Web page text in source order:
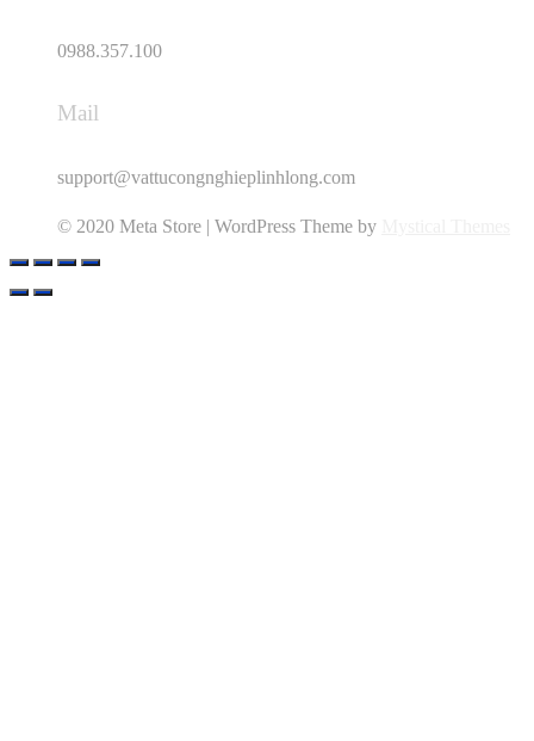
0988.357.100
Mail
support@vattucongnghieplinhlong.com
© 2020 Meta Store | WordPress Theme by